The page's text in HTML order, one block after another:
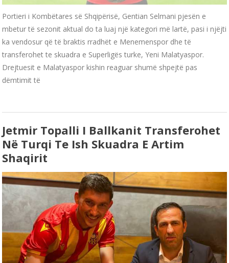
Portieri i Kombëtares së Shqipërisë, Gentian Selmani pjesën e
mbetur të sezonit aktual do ta luaj një kategori më lartë, pasi i njëjti
ka vendosur që të braktis rradhët e Menemenspor dhe të
transferohet te skuadra e Superligës turke, Yeni Malatyaspor.
Drejtuesit e Malatyaspor kishin reaguar shumë shpejtë pas
dëmtimit të
Jetmir Topalli I Ballkanit Transferohet
Në Turqi Te Ish Skuadra E Artim
Shaqirit